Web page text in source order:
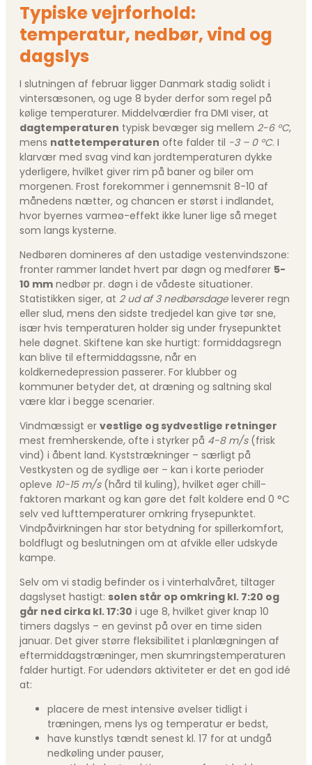
Typiske vejrforhold:
temperatur, nedbør, vind og
dagslys
I slutningen af februar ligger Danmark stadig solidt i
vintersæsonen, og uge 8 byder derfor som regel på
kølige temperaturer. Middelværdier fra DMI viser, at
dagtemperaturen typisk bevæger sig mellem 2-6 °C,
mens nattetemperaturen ofte falder til -3 – 0 °C. I
klarvær med svag vind kan jordtemperaturen dykke
yderligere, hvilket giver rim på baner og biler om
morgenen. Frost forekommer i gennemsnit 8-10 af
månedens nætter, og chancen er størst i indlandet,
hvor byernes varmeø-effekt ikke luner lige så meget
som langs kysterne.
Nedbøren domineres af den ustadige vestenvindszone:
fronter rammer landet hvert par døgn og medfører 5-
10 mm nedbør pr. døgn i de vådeste situationer.
Statistikken siger, at 2 ud af 3 nedbørsdageleverer regn
eller slud, mens den sidste tredjedel kan give tør sne,
især hvis temperaturen holder sig under frysepunktet
hele døgnet. Skiftene kan ske hurtigt: formiddagsregn
kan blive til eftermiddagssne, når en
koldkernedepression passerer. For klubber og
kommuner betyder det, at dræning og saltning skal
være klar i begge scenarier.
Vindmæssigt er vestlige og sydvestlige retninger
mest fremherskende, ofte i styrker på 4-8 m/s(frisk
vind) i åbent land. Kyststrækninger – særligt på
Vestkysten og de sydlige øer – kan i korte perioder
opleve 10-15 m/s(hård til kuling), hvilket øger chill-
faktoren markant og kan gøre det følt koldere end 0 °C
selv ved lufttemperaturer omkring frysepunktet.
Vindpåvirkningen har stor betydning for spillerkomfort,
boldflugt og beslutningen om at afvikle eller udskyde
kampe.
Selv om vi stadig befinder os i vinterhalvåret, tiltager
dagslyset hastigt: solen står op omkring kl. 7:20 og
går ned cirka kl. 17:30 i uge 8, hvilket giver knap 10
timers dagslys – en gevinst på over en time siden
januar. Det giver større fleksibilitet i planlægningen af
eftermiddagstræninger, men skumringstemperaturen
falder hurtigt. For udendørs aktiviteter er det en god idé
at:
placere de mest intensive øvelser tidligt i
træningen, mens lys og temperatur er bedst,
have kunstlys tændt senest kl. 17 for at undgå
nedkøling under pauser,